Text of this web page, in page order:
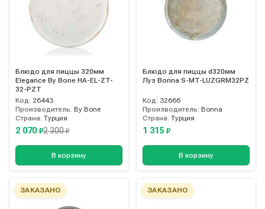
Блюдо для пиццы 320мм
Elegance By Bone HA-EL-ZT-
32-PZT
Код: 26443
Производитель: By Bone
Страна: Турция
2 070 ₽2 300₽
В корзину
Блюдо для пиццы d320мм
Луз Bonna S-MT-LUZGRM32PZ
Код: 32666
Производитель: Bonna
Страна: Турция
1 315 ₽
В корзину
ЗАКАЗАНО ЗАКАЗАНО